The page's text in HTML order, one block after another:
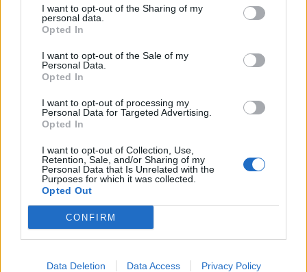
I want to opt-out of the Sharing of my
personal data.
Opted In
I want to opt-out of the Sale of my
Personal Data.
Opted In
I want to opt-out of processing my
Personal Data for Targeted Advertising.
Opted In
I want to opt-out of Collection, Use,
Retention, Sale, and/or Sharing of my
Personal Data that Is Unrelated with the
Purposes for which it was collected.
Opted Out
CONFIRM
Data Deletion Data Access Privacy Policy